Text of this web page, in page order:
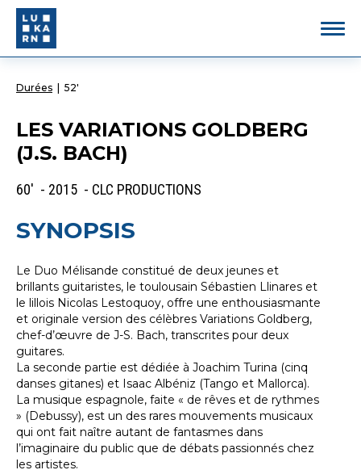
Durées 52'
LES VARIATIONS GOLDBERG
(J.S. BACH)
60' - 2015 - CLC PRODUCTIONS
SYNOPSIS
Le Duo Mélisande constitué de deux jeunes et
brillants guitaristes, le toulousain Sébastien Llinares et
le lillois Nicolas Lestoquoy, offre une enthousiasmante
et originale version des célèbres Variations Goldberg,
chef-d’œuvre de J-S. Bach, transcrites pour deux
guitares.
La seconde partie est dédiée à Joachim Turina (cinq
danses gitanes) et Isaac Albéniz (Tango et Mallorca).
La musique espagnole, faite « de rêves et de rythmes
» (Debussy), est un des rares mouvements musicaux
qui ont fait naître autant de fantasmes dans
l’imaginaire du public que de débats passionnés chez
les artistes.